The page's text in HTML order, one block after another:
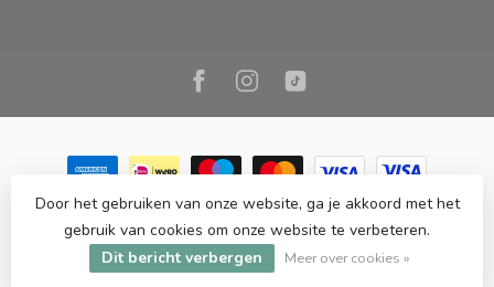
© Copyright 2026 Marc Cook & Home | Webshop | Fysieke
kookwinkel in Elst |- Powered byLightspeed-Lightspeed design
byDyvelopment
Door het gebruiken van onze website, ga je akkoord met het
gebruik van cookies om onze website te verbeteren.
Dit bericht verbergen
Meer over cookies »